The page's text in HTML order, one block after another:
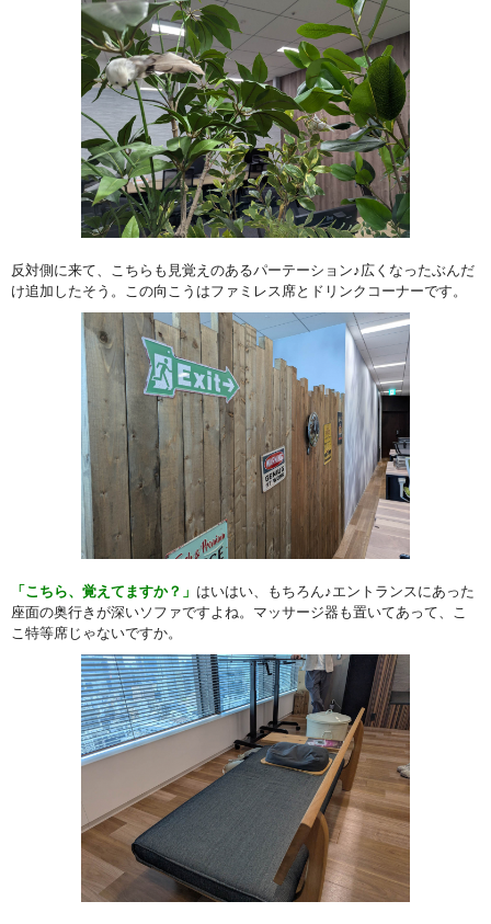
反対側に来て、こちらも見覚えのあるパーテーション♪広くなったぶんだ
け追加したそう。この向こうはファミレス席とドリンクコーナーです。
「こちら、覚えてますか？」 はいはい、もちろん♪エントランスにあった
座面の奥行きが深いソファですよね。マッサージ器も置いてあって、こ
こ特等席じゃないですか。